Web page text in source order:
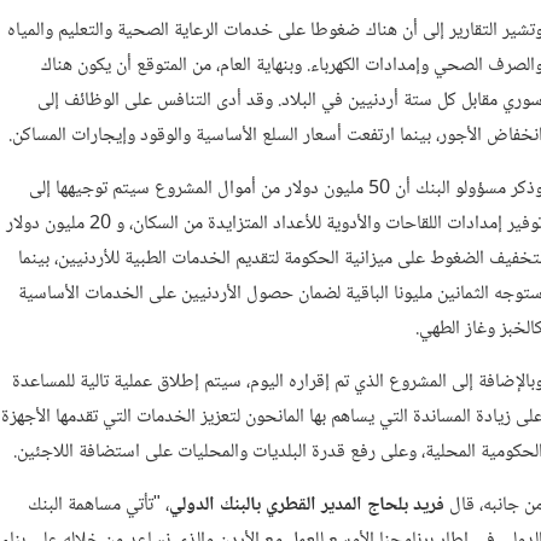
التقارير إلى أن هناك ضغوطا على خدمات الرعاية الصحية والتعليم والمياه
الصحي وإمدادات الكهرباء. وبنهاية العام، من المتوقع أن يكون هناك
مقابل كل ستة أردنيين في البلاد. وقد أدى التنافس على الوظائف إلى
الأجور، بينما ارتفعت أسعار السلع الأساسية والوقود وإيجارات المساكن.
وذكر مسؤولو البنك أن 50 مليون دولار من أموال المشروع سيتم توجيهها إلى
توفير إمدادات اللقاحات والأدوية للأعداد المتزايدة من السكان، و 20 مليون دولار
الضغوط على ميزانية الحكومة لتقديم الخدمات الطبية للأردنيين، بينما
الثمانين مليونا الباقية لضمان حصول الأردنيين على الخدمات الأساسية
وغاز الطهي.
إلى المشروع الذي تم إقراره اليوم، سيتم إطلاق عملية تالية للمساعدة
زيادة المساندة التي يساهم بها المانحون لتعزيز الخدمات التي تقدمها الأجهزة
المحلية، وعلى رفع قدرة البلديات والمحليات على استضافة اللاجئين.
جانبه، قال فريد بلحاج المدير القطري بالبنك الدولي، "تأتي مساهمة البنك